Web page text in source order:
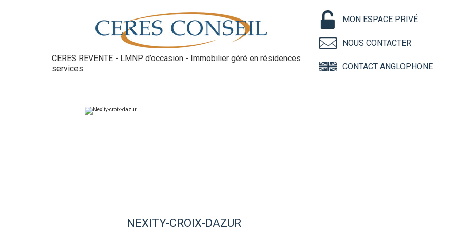
CERES REVENTE - LMNP d’occasion - Immobilier géré en résidences
services
MON ESPACE PRIVÉ
NOUS CONTACTER
CONTACT ANGLOPHONE
NEXITY-CROIX-DAZUR